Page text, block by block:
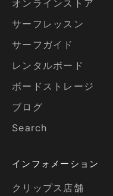
オンラインストア
サーフレッスン
サーフガイド
レンタルボード
ボードストレージ
ブログ
Search
インフォメーション
クリップス店舗